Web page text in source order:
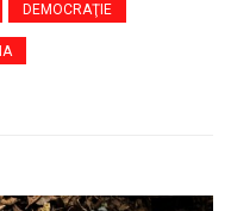
DEMOCRAŢIE